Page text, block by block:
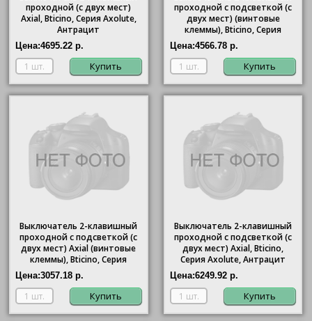
проходной (с двух мест)
Axial,Bticino, Серия Axolute,
Антрацит
Цена:4695.22 р.
Купить
проходной с подсветкой (с
двух мест) (винтовые
клеммы),Bticino, Серия
Axolute, Антрацит
Цена:4566.78 р.
Купить
Выключатель 2-клавишный
проходной с подсветкой (с
двух мест) Axial (винтовые
клеммы),Bticino, Серия
Axolute, Антрацит
Цена:3057.18 р.
Купить
Выключатель 2-клавишный
проходной с подсветкой (с
двух мест) Axial,Bticino,
Серия Axolute, Антрацит
Цена:6249.92 р.
Купить